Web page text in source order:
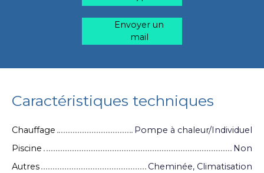
Envoyer un
mail
Caractéristiques techniques
Chauffage
Pompe à chaleur/Individuel
Piscine
Non
Autres
Cheminée, Climatisation